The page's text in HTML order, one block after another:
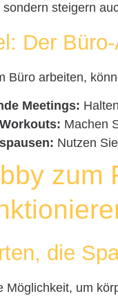
sondern steigern
Der
Büro arbeiten,
Meetings:
Machen
Nutzen
zum
die
Möglichkeit, um